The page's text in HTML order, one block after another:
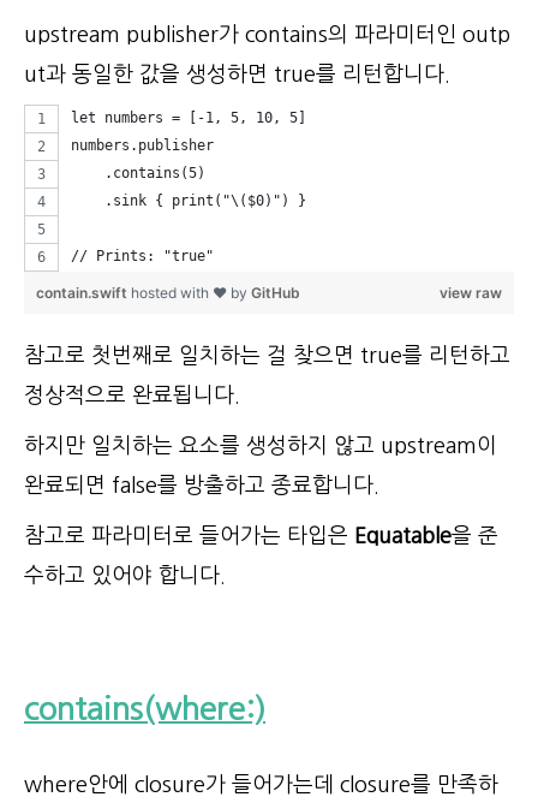
upstream publisher가 contains의 파라미터인 outp
ut과 동일한 값을 생성하면 true를 리턴합니다.
let numbers = [-1, 5, 10, 5]
numbers.publisher
    .contains(5)
    .sink { print("\($0)") }
// Prints: "true"
view raw
contain.swift hosted with ❤ by GitHub
참고로 첫번째로 일치하는 걸 찾으면 true를 리턴하고
정상적으로 완료됩니다.
하지만 일치하는 요소를 생성하지 않고 upstream이
완료되면 false를 방출하고 종료합니다.
참고로 파라미터로 들어가는 타입은 Equatable을 준
수하고 있어야 합니다.
contains(where:)
where안에 closure가 들어가는데 closure를 만족하